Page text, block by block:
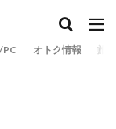
PC オトク情報 旅